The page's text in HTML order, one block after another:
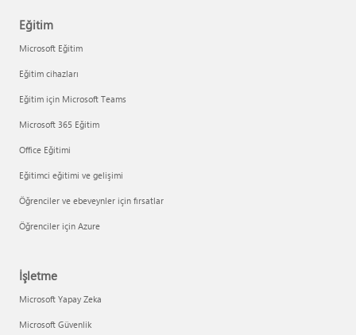
Eğitim
Microsoft Eğitim
Eğitim cihazları
Eğitim için Microsoft Teams
Microsoft 365 Eğitim
Office Eğitimi
Eğitimci eğitimi ve gelişimi
Öğrenciler ve ebeveynler için fırsatlar
Öğrenciler için Azure
İşletme
Microsoft Yapay Zeka
Microsoft Güvenlik